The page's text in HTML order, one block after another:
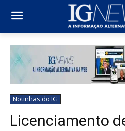
Notinhas do IG
Licenciamento